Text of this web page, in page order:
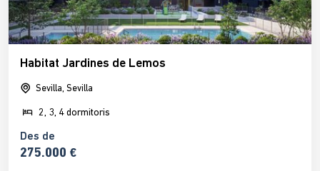
Habitat Jardines de Lemos
Sevilla, Sevilla
2, 3, 4 dormitoris
Des de
275.000 €